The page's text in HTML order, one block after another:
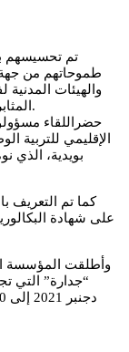
تم تحسيسهم
طموحاتهم من
والهيئات
المثابرة، خصوصا المنحدرين من أوساط اجتماعية هشة.
حضراللقاء
الإقليمي للتربية
بويدية، الذي
كما تم التعريف
على شهادة